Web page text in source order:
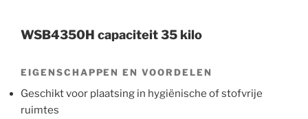
WSB4350H capaciteit 35 kilo
EIGENSCHAPPEN EN VOORDELEN
Geschikt voor plaatsing in hygiënische of stofvrije
ruimtes